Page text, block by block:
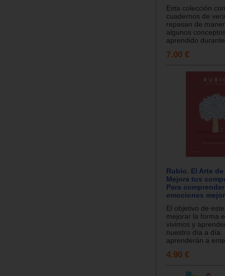
Esta colección
cuadernos de
repasan de
algunos
aprendido
7.00 €
Rubio. El Arte
Mejora tus
Para
emociones mejor
El objetivo de
mejorar la forma
vivimos y
nuestro día a día.
aprenderán a
4.90 €